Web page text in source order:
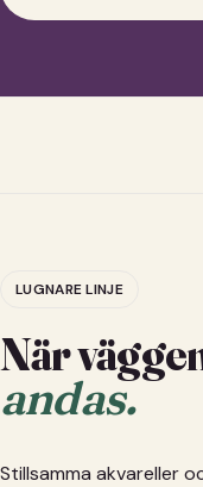
LUGNARE LINJE
När
andas.
Stillsamma akvareller